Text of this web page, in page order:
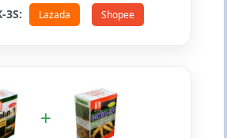
3S: Lazada Shopee
+